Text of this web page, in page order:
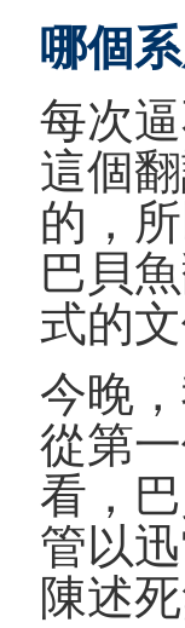
哪個
每次
這個
的，
巴貝
式的
今晚
從第
看，
管以
陳述